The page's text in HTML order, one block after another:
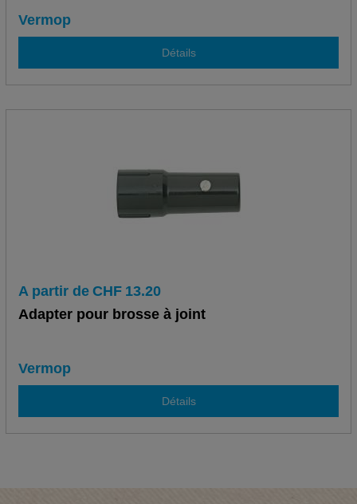
Vermop
Détails
A partir de CHF 13.20
Adapter pour brosse à joint
Vermop
Détails